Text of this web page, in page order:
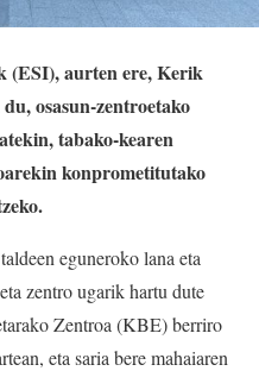
(ESI), aurten ere, Kerik
osasun-zentroetako
tabako-kearen
konprometitutako
eguneroko lana eta
zentro ugarik hartu dute
Zentroa (KBE) berriro
eta saria bere mahaiaren